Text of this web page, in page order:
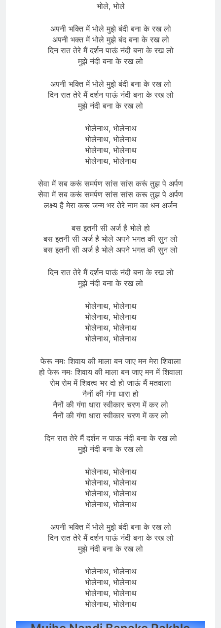
भोले, भोले
अपनी भक्ति में भोले मुझे बंदी बना के रख लो
अपनी भक्त में भोले मुझे बंद बना के रख लो
दिन रात तेरे मैं दर्शन पाऊं नंदी बना के रख लो
मुझे नंदी बना के रख लो
अपनी भक्ति में भोले मुझे बंदी बना के रख लो
दिन रात तेरे मैं दर्शन पाऊं नंदी बना के रख लो
मुझे नंदी बना के रख लो
भोलेनाथ, भोलेनाथ
भोलेनाथ, भोलेनाथ
भोलेनाथ, भोलेनाथ
भोलेनाथ, भोलेनाथ
सेवा में सब करूं समर्पण सांस सांस करूं तुझ पे अर्पण
सेवा में सब करूं समर्पण सांस सांस करू तुझ पे अर्पण
लक्ष्य है मेरा करू जन्म भर तेरे नाम का धन अर्जन
बस इतनी सी अर्ज है भोले हो
बस इतनी सी अर्ज है भोले अपने भगत की सुन लो
बस इतनी सी अर्ज है भोले अपने भगत की सुन लो
दिन रात तेरे मैं दर्शन पाऊं नंदी बना के रख लो
मुझे नंदी बना के रख लो
भोलेनाथ, भोलेनाथ
भोलेनाथ, भोलेनाथ
भोलेनाथ, भोलेनाथ
भोलेनाथ, भोलेनाथ
फेरू नमः शिवाय की माला बन जाए मन मेरा शिवाला
हो फेरू नमः शिवाय की माला बन जाए मन में शिवाला
रोम रोम में शिवत्व भर दो हो जाऊं मैं मतवाला
नैनों की गंगा धारा हो
नैनों की गंगा धारा स्वीकार चरण में कर लो
नैनों की गंगा धारा स्वीकार चरण में कर लो
दिन रात तेरे मैं दर्शन न पाऊ नंदी बना के रख लो
मुझे नंदी बना के रख लो
भोलेनाथ, भोलेनाथ
भोलेनाथ, भोलेनाथ
भोलेनाथ, भोलेनाथ
भोलेनाथ, भोलेनाथ
अपनी भक्ति में भोले मुझे बंदी बना के रख लो
दिन रात तेरे मैं दर्शन पाऊं नंदी बना के रख लो
मुझे नंदी बना के रख लो
भोलेनाथ, भोलेनाथ
भोलेनाथ, भोलेनाथ
भोलेनाथ, भोलेनाथ
भोलेनाथ, भोलेनाथ